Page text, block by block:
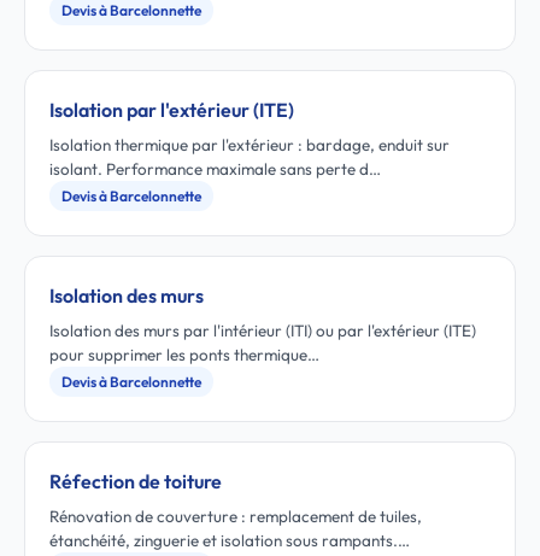
Devis à Barcelonnette
Isolation par l'extérieur (ITE)
Isolation thermique par l'extérieur : bardage, enduit sur
isolant. Performance maximale sans perte d…
Devis à Barcelonnette
Isolation des murs
Isolation des murs par l'intérieur (ITI) ou par l'extérieur (ITE)
pour supprimer les ponts thermique…
Devis à Barcelonnette
Réfection de toiture
Rénovation de couverture : remplacement de tuiles,
étanchéité, zinguerie et isolation sous rampants.…